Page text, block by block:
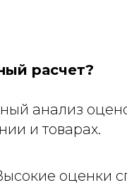
расчет?
анализ
и товарах.
оценки